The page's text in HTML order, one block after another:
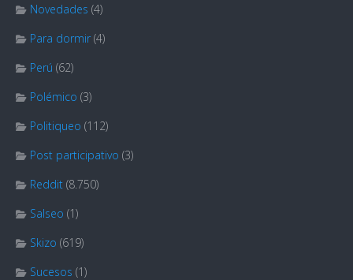
Novedades (4)
Para dormir (4)
Perú (62)
Polémico (3)
Politiqueo (112)
Post participativo (3)
Reddit (8.750)
Salseo (1)
Skizo (619)
Sucesos (1)